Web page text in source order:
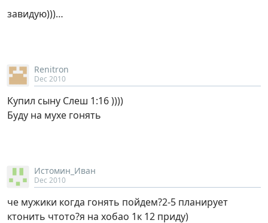
завидую)))…
Renitron
Dec 2010
Купил сыну Слеш 1:16 ))))
Буду на мухе гонять
Истомин_Иван
Dec 2010
че мужики когда гонять пойдем?2-5 планирует
ктонить чтото?я на хобао 1к 12 приду)